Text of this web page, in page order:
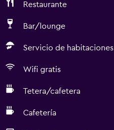
Restaurante
Bar/lounge
Servicio de habitaciones
Wifi gratis
Tetera/cafetera
Cafetería